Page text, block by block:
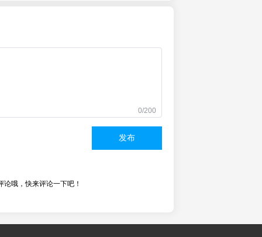
0/200
发布
论哦，快来评论一下吧！